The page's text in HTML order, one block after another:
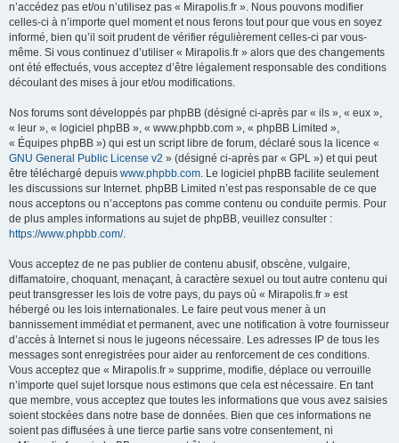
n’accédez pas et/ou n’utilisez pas « Mirapolis.fr ». Nous pouvons modifier
celles-ci à n’importe quel moment et nous ferons tout pour que vous en soyez
informé, bien qu’il soit prudent de vérifier régulièrement celles-ci par vous-
même. Si vous continuez d’utiliser « Mirapolis.fr » alors que des changements
ont été effectués, vous acceptez d’être légalement responsable des conditions
découlant des mises à jour et/ou modifications.
Nos forums sont développés par phpBB (désigné ci-après par « ils », « eux »,
« leur », « logiciel phpBB », « www.phpbb.com », « phpBB Limited »,
« Équipes phpBB ») qui est un script libre de forum, déclaré sous la licence «
GNU General Public License v2 » (désigné ci-après par « GPL ») et qui peut
être téléchargé depuis www.phpbb.com. Le logiciel phpBB facilite seulement
les discussions sur Internet. phpBB Limited n’est pas responsable de ce que
nous acceptons ou n’acceptons pas comme contenu ou conduite permis. Pour
de plus amples informations au sujet de phpBB, veuillez consulter :
https://www.phpbb.com/.
Vous acceptez de ne pas publier de contenu abusif, obscène, vulgaire,
diffamatoire, choquant, menaçant, à caractère sexuel ou tout autre contenu qui
peut transgresser les lois de votre pays, du pays où « Mirapolis.fr » est
hébergé ou les lois internationales. Le faire peut vous mener à un
bannissement immédiat et permanent, avec une notification à votre fournisseur
d’accès à Internet si nous le jugeons nécessaire. Les adresses IP de tous les
messages sont enregistrées pour aider au renforcement de ces conditions.
Vous acceptez que « Mirapolis.fr » supprime, modifie, déplace ou verrouille
n’importe quel sujet lorsque nous estimons que cela est nécessaire. En tant
que membre, vous acceptez que toutes les informations que vous avez saisies
soient stockées dans notre base de données. Bien que ces informations ne
soient pas diffusées à une tierce partie sans votre consentement, ni